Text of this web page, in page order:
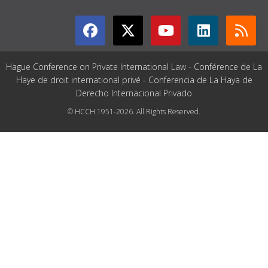
Hague Conference on Private International Law - Conférence de La
Haye de droit international privé - Conferencia de La Haya de
Derecho Internacional Privado
© HCCH 1951-2026. All Rights Reserved.